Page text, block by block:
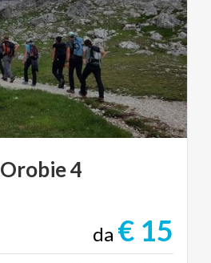
Orobie4
da € 15